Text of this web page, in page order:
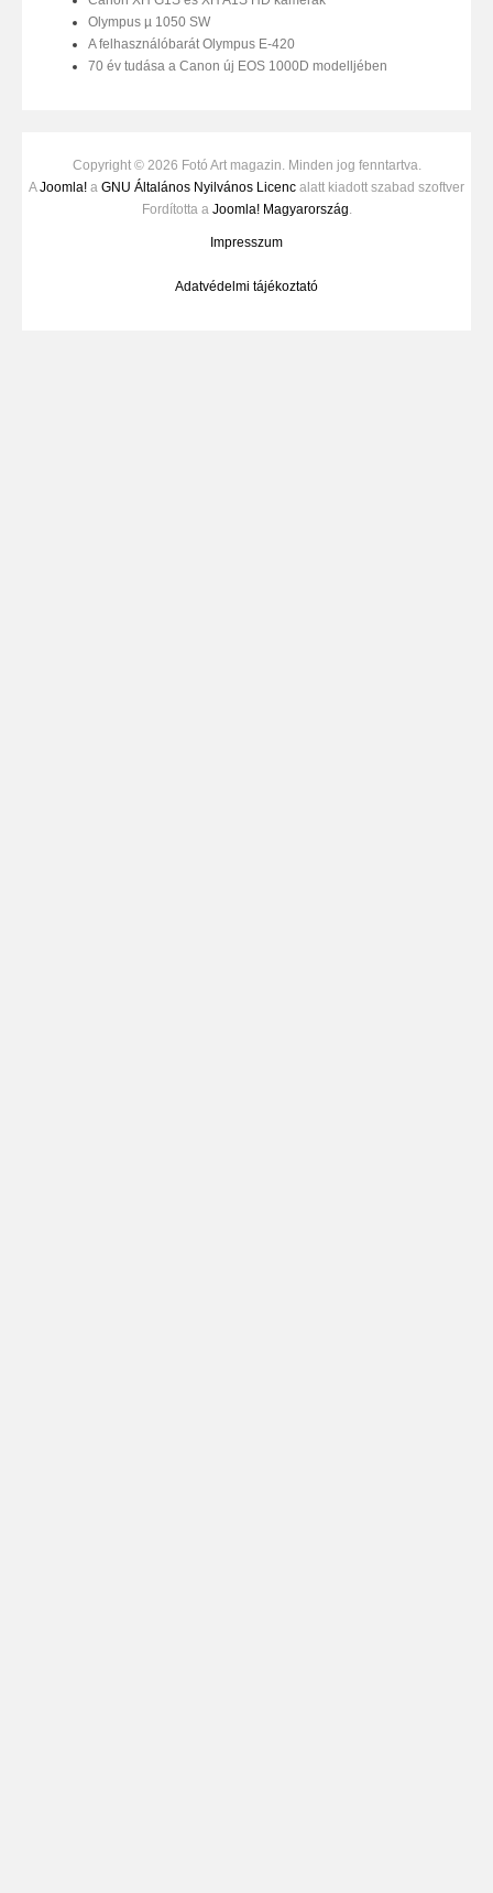
Olympus µ 1050 SW
A felhasználóbarát Olympus E-420
70 év tudása a Canon új EOS 1000D modelljében
Copyright © 2026 Fotó Art magazin. Minden jog fenntartva.
AJoomla! a GNU Általános Nyilvános Licenc alatt kiadott szabad szoftver
Fordította a Joomla! Magyarország.
Impresszum
Adatvédelmi tájékoztató